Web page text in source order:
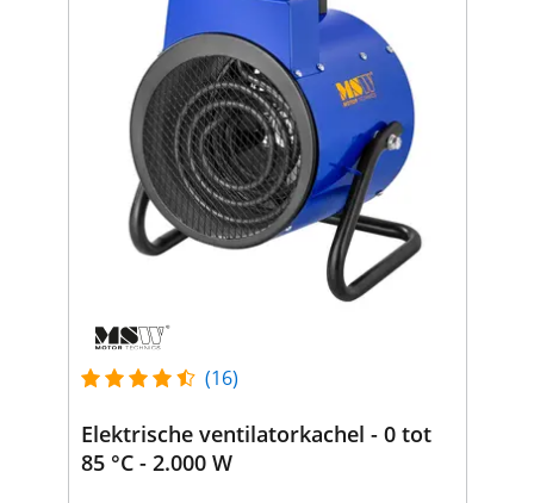
(16)
Elektrische ventilatorkachel - 0 tot
85 °C - 2.000 W